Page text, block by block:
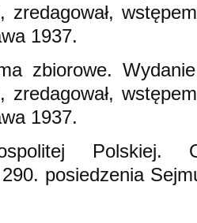
zredagował,
1937.
zbiorowe.
zredagował,
1937.
Polskiej.
posiedzenia